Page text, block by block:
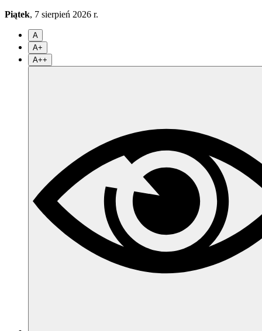
Piątek, 7 sierpień 2026 r.
A
A+
A++